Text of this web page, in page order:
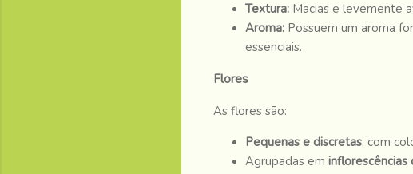
Textura: Macias e levemente
Aroma: Possuem um aroma
essenciais.
Flores
As flores são:
Pequenas e discretas, com
Agrupadas em inflorescências